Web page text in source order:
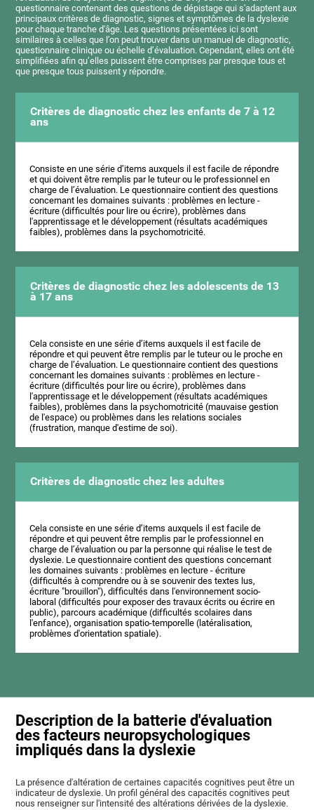
questionnaire contenant des questions de dépistage qui s'adaptent aux
principaux critères de diagnostic, signes et symptômes de la dyslexie
pour chaque tranche d'âge. Les questions présentées ici sont
similaires à celles que l’on peut trouver dans un manuel de diagnostic,
questionnaire clinique ou échelle d’évaluation. Cependant, elles ont été
simplifiées afin qu’elles puissent être comprises par presque tous et
que presque tous puissent y répondre.
Critères de diagnostic chez les enfants de 7 à 12
ans
Consiste en une série d’items auxquels il est facile de répondre
et qui doivent être remplis par le tuteur ou le professionnel en
charge de l’évaluation. Le questionnaire contient des questions
concernant les domaines suivants : problèmes en lecture -
écriture (difficultés pour lire ou écrire), problèmes dans
l'apprentissage et le développement (résultats académiques
faibles), problèmes dans la psychomotricité.
Critères de diagnostic chez les adolescents de 13
à 17 ans
Cela consiste en une série d’items auxquels il est facile de
répondre et qui peuvent être remplis par le tuteur ou le proche en
charge de l’évaluation. Le questionnaire contient des questions
concernant les domaines suivants : problèmes en lecture -
écriture (difficultés pour lire ou écrire), problèmes dans
l'apprentissage et le développement (résultats académiques
faibles), problèmes dans la psychomotricité (mauvaise gestion
de l'espace) ou problèmes dans les relations sociales
(frustration, manque d'estime de soi).
Critères de diagnostic chez les adultes
Cela consiste en une série d’items auxquels il est facile de
répondre et qui peuvent être remplis par le professionnel en
charge de l’évaluation ou par la personne qui réalise le test de
dyslexie. Le questionnaire contient des questions concernant
les domaines suivants : problèmes en lecture - écriture
(difficultés à comprendre ou à se souvenir des textes lus,
écriture "brouillon"), difficultés dans l'environnement socio-
laboral (difficultés pour exposer des travaux écrits ou écrire en
public), parcours académique (difficultés scolaires dans
l'enfance), organisation spatio-temporelle (latéralisation,
problèmes d'orientation spatiale).
Description de la batterie d'évaluation
des facteurs neuropsychologiques
impliqués dans la dyslexie
La présence d'altération de certaines capacités cognitives peut être un
indicateur de dyslexie. Un profil général des capacités cognitives peut
nous renseigner sur l'intensité des altérations dérivées de la dyslexie.